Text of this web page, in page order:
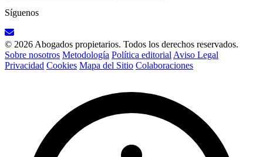
Síguenos
© 2026 Abogados propietarios. Todos los derechos reservados.
Sobre nosotros Metodología Política editorial Aviso Legal
Privacidad Cookies Mapa del Sitio Colaboraciones